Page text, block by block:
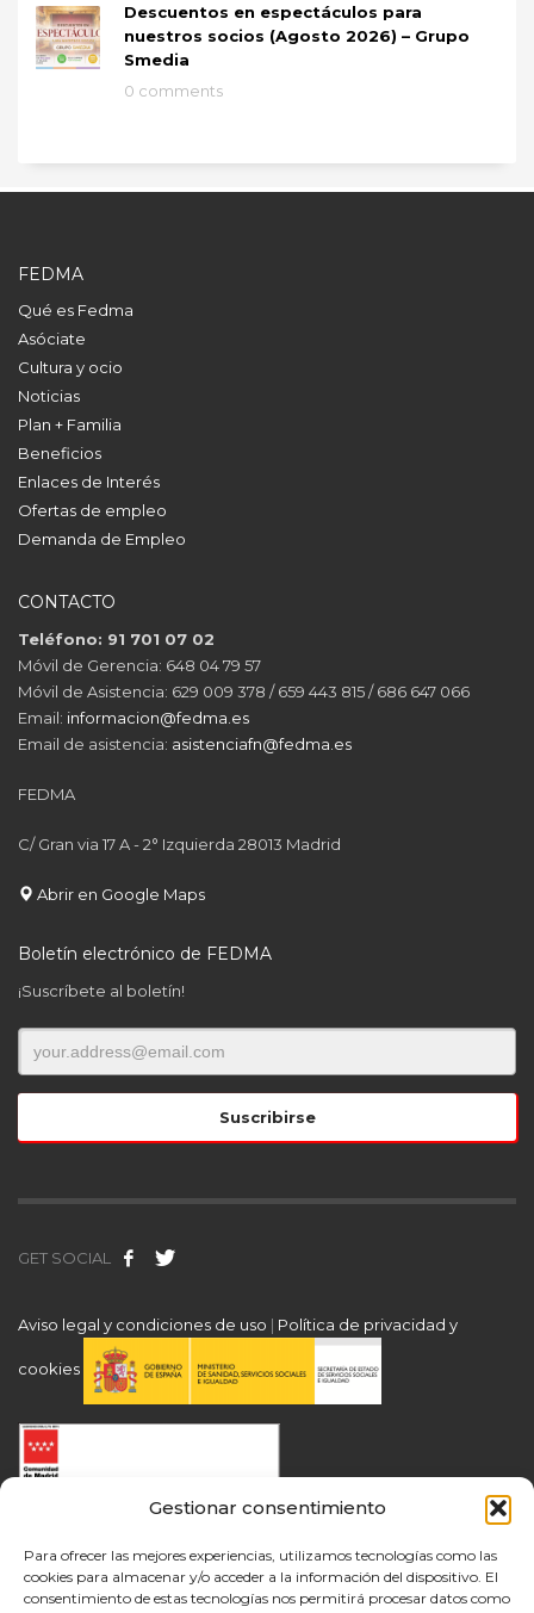
Gestionar consentimiento
Para ofrecer las mejores experiencias, utilizamos tecnologías como las
cookies para almacenar y/o acceder a la información del dispositivo. El
consentimiento de estas tecnologías nos permitirá procesar datos como
Descuentos en espectáculos para
nuestros socios (Agosto 2026) – Grupo
Smedia
0 comments
FEDMA
Qué es Fedma
Asóciate
Cultura y ocio
Noticias
Plan + Familia
Beneficios
Enlaces de Interés
Ofertas de empleo
Demanda de Empleo
CONTACTO
Teléfono: 91 701 07 02
Móvil de Gerencia: 648 04 79 57
Móvil de Asistencia: 629 009 378 / 659 443 815 / 686 647 066
Email: informacion@fedma.es
Email de asistencia: asistenciafn@fedma.es
FEDMA
C/ Gran via 17 A - 2° Izquierda 28013 Madrid
Abrir en Google Maps
Boletín electrónico de FEDMA
¡Suscríbete al boletín!
GET SOCIAL
Aviso legal y condiciones de uso | Política de privacidad y
cookies